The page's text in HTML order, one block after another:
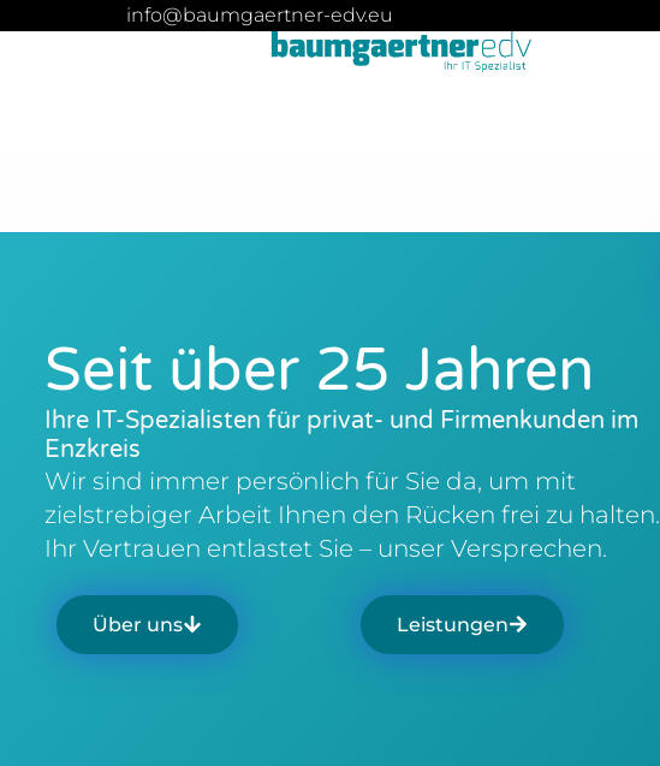
info@baumgaertner-edv.eu
Seit über 25 Jahren
Ihre IT-Spezialisten für privat- und Firmenkunden im
Enzkreis
Wir sind immer persönlich für Sie da, um mit
zielstrebiger Arbeit Ihnen den Rücken frei zu halten.
Ihr Vertrauen entlastet Sie – unser Versprechen.
Über uns Leistungen